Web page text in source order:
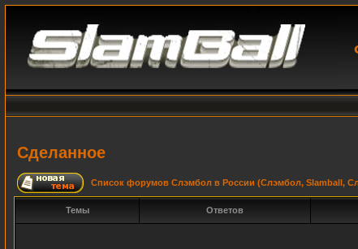
Сделанное
Список форумов Слэмбол в России (Слэмбол, Slamball,
Темы Ответов